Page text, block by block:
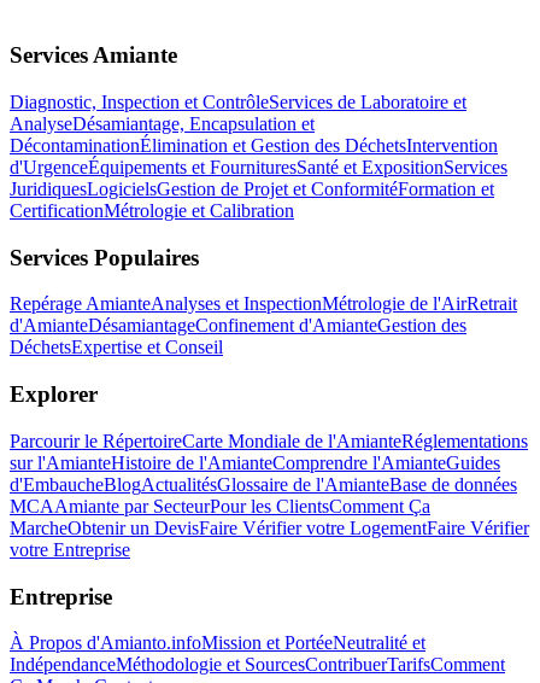
Services Amiante
Diagnostic, Inspection et ContrôleServices de Laboratoire et
AnalyseDésamiantage, Encapsulation et
DécontaminationÉlimination et Gestion des DéchetsIntervention
d'UrgenceÉquipements et FournituresSanté et ExpositionServices
JuridiquesLogicielsGestion de Projet et ConformitéFormation et
CertificationMétrologie et Calibration
Services Populaires
Repérage AmianteAnalyses et InspectionMétrologie de l'AirRetrait
d'AmianteDésamiantageConfinement d'AmianteGestion des
DéchetsExpertise et Conseil
Explorer
Parcourir le RépertoireCarte Mondiale de l'AmianteRéglementations
sur l'AmianteHistoire de l'AmianteComprendre l'AmianteGuides
d'EmbaucheBlogActualitésGlossaire de l'AmianteBase de données
MCAAmiante par SecteurPour les ClientsComment Ça
MarcheObtenir un DevisFaire Vérifier votre LogementFaire Vérifier
votre Entreprise
Entreprise
À Propos d'Amianto.infoMission et PortéeNeutralité et
IndépendanceMéthodologie et SourcesContribuerTarifsComment